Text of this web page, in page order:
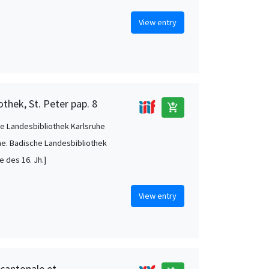
View entry
St. Peter pap. 8 add_shopping_cart
Landesbibliothek Karlsruhe
Badische Landesbibliothek
des 16. Jh.]
View entry